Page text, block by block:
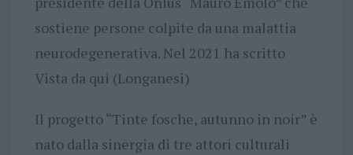
sostiene persone colpite da una malattia
neurodegenerativa. Nel 2021 ha scritto
Vista da qui (Longanesi)
Il progetto “Tinte fosche, autunno in noir” è
nato dalla sinergia di tre attori culturali